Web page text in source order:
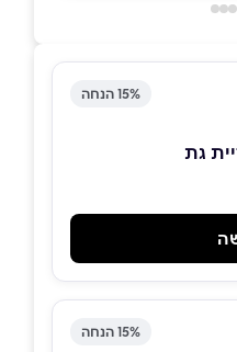
15% הנחה
גת
15% הנחה